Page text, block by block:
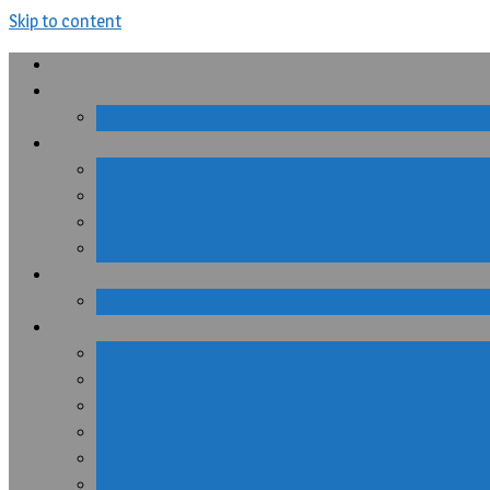
Skip to content